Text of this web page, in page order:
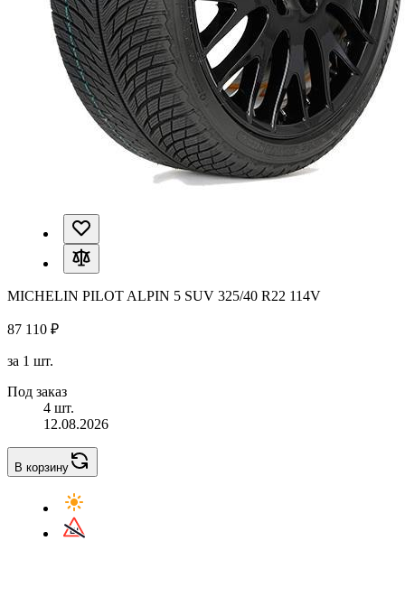
MICHELIN PILOT ALPIN 5 SUV 325/40 R22 114V
87 110 ₽
за 1 шт.
Под заказ
4 шт.
12.08.2026
В корзину